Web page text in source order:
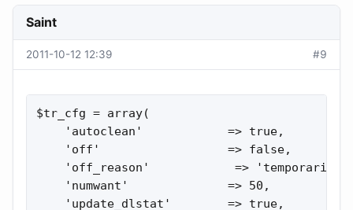
Saint
2011-10-12 12:39 #9
$tr_cfg = array(
    'autoclean'            => true,
    'off'                  => false,
'off_reason'            => 'temporarily
    'numwant'              => 50,
    'update_dlstat'        => true,